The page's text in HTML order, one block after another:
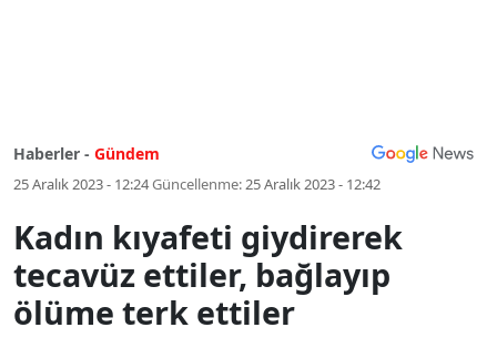
Haberler - Gündem
25 Aralık 2023 - 12:24Güncellenme:25 Aralık 2023 - 12:42
Kadın kıyafeti giydirerek
tecavüz ettiler, bağlayıp
ölüme terk ettiler